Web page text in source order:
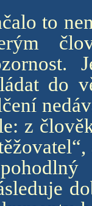
to
do
z